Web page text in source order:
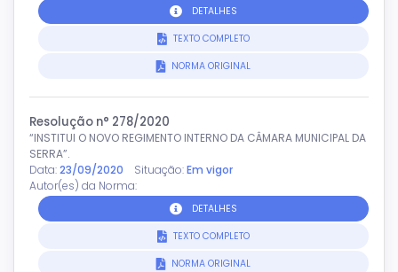
DETALHES
TEXTO COMPLETO
NORMA ORIGINAL
Resolução n° 278/2020
“INSTITUI O NOVO REGIMENTO INTERNO DA CÂMARA MUNICIPAL DA
SERRA”.
Data:23/09/2020 Situação: Em vigor
Autor(es) da Norma:
DETALHES
TEXTO COMPLETO
NORMA ORIGINAL